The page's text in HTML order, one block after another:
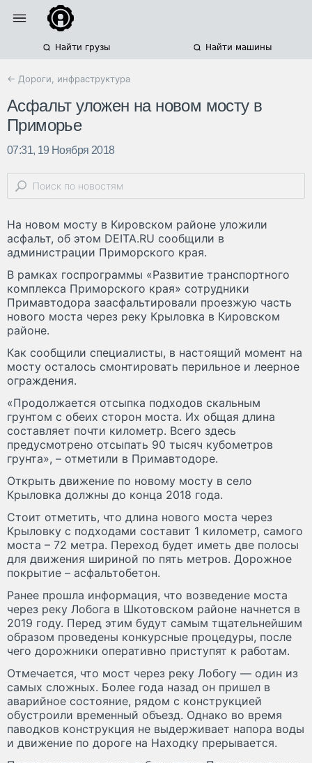
Найти грузы Найти машины
← Дороги, инфраструктура
Асфальт уложен на новом мосту в
Приморье
07:31, 19 Ноября 2018
На новом мосту в Кировском районе уложили
асфальт, об этом DEITA.RU сообщили в
администрации Приморского края.
В рамках госпрограммы «Развитие транспортного
комплекса Приморского края» сотрудники
Примавтодора заасфальтировали проезжую часть
нового моста через реку Крыловка в Кировском
районе.
Как сообщили специалисты, в настоящий момент на
мосту осталось смонтировать перильное и леерное
ограждения.
«Продолжается отсыпка подходов скальным
грунтом с обеих сторон моста. Их общая длина
составляет почти километр. Всего здесь
предусмотрено отсыпать 90 тысяч кубометров
грунта», – отметили в Примавтодоре.
Открыть движение по новому мосту в село
Крыловка должны до конца 2018 года.
Стоит отметить, что длина нового моста через
Крыловку с подходами составит 1 километр, самого
моста – 72 метра. Переход будет иметь две полосы
для движения шириной по пять метров. Дорожное
покрытие – асфальтобетон.
Ранее прошла информация, что возведение моста
через реку Лобога в Шкотовском районе начнется в
2019 году. Перед этим будут самым тщательнейшим
образом проведены конкурсные процедуры, после
чего дорожники оперативно приступят к работам.
Отмечается, что мост через реку Лобогу — один из
самых сложных. Более года назад он пришел в
аварийное состояние, рядом с конструкцией
обустроили временный объезд. Однако во время
паводков конструкция не выдерживает напора воды
и движение по дороге на Находку прерывается.